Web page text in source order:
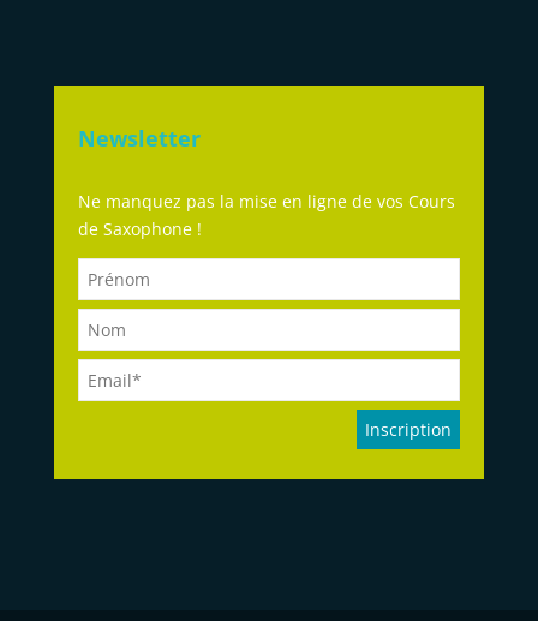
Newsletter
Ne manquez pas la mise en ligne de vos Cours
de Saxophone !